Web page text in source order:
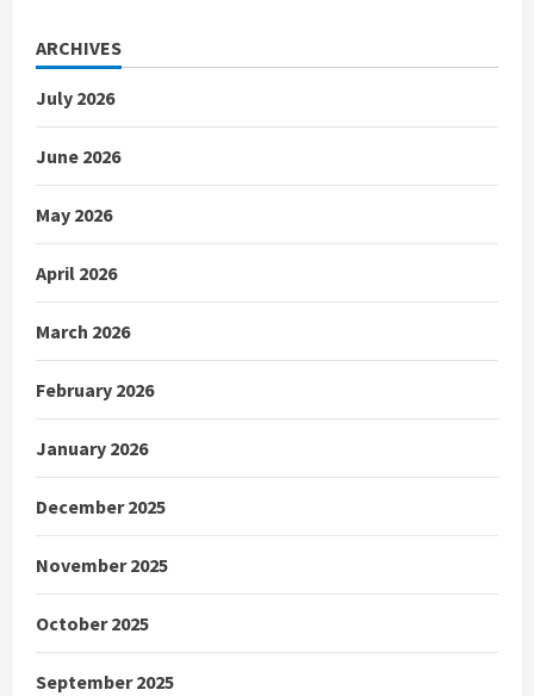
ARCHIVES
July 2026
June 2026
May 2026
April 2026
March 2026
February 2026
January 2026
December 2025
November 2025
October 2025
September 2025